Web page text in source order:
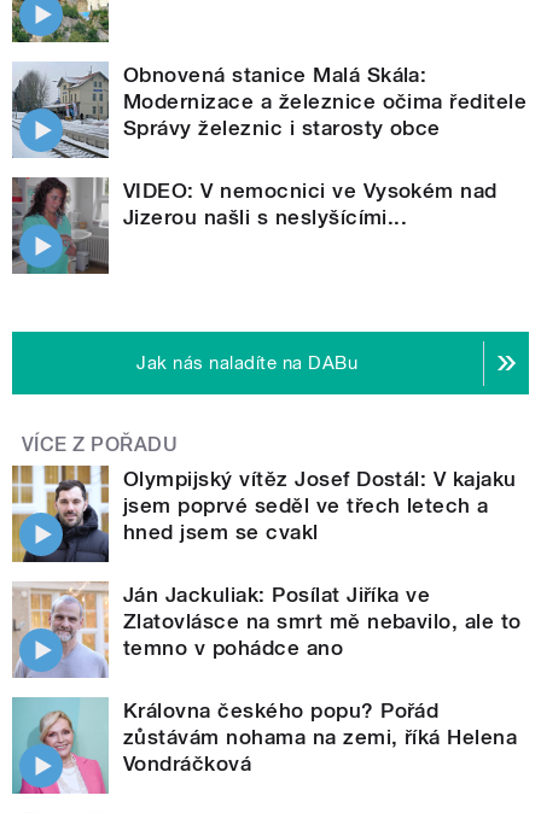
Obnovená stanice Malá Skála:
Modernizace a železnice očima ředitele
Správy železnic i starosty obce
VIDEO: V nemocnici ve Vysokém nad
Jizerou našli s neslyšícími...
Jak nás naladíte na DABu
VÍCE Z POŘADU
Olympijský vítěz Josef Dostál: V kajaku
jsem poprvé seděl ve třech letech a
hned jsem se cvakl
Ján Jackuliak: Posílat Jiříka ve
Zlatovlásce na smrt mě nebavilo, ale to
temno v pohádce ano
Královna českého popu? Pořád
zůstávám nohama na zemi, říká Helena
Vondráčková